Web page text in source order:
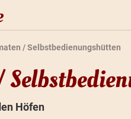
/ Selbstbedienungshütten
Höfen